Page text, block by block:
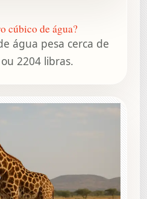
cúbico de água?
água pesa cerca de
2204 libras.